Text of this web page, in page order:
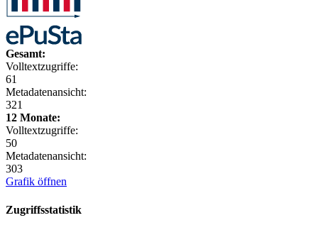
Gesamt:
Volltextzugriffe:
61
Metadatenansicht:
321
12 Monate:
Volltextzugriffe:
50
Metadatenansicht:
303
Grafik öffnen
Zugriffsstatistik